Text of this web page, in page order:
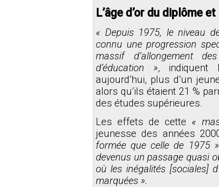
L’âge d’or du diplôme
« Depuis 1975, le niveau
connu une progression
massif d’allongement
d’éducation », indiquent
aujourd’hui, plus d’un
alors qu’ils étaient 21 %
des études supérieures.
Les effets de cette «
jeunesse des années
formée que celle de 1975 »
devenus un passage quasi
où les inégalités [sociales]
marquées ».